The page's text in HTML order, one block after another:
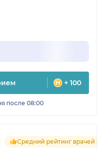
+ 100
после 08:00
Средний рейтинг врачей 4.9